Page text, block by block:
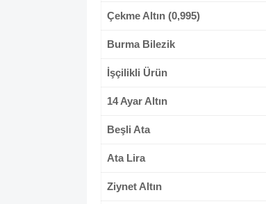
Çekme Altın (0,995)
Burma Bilezik
İşçilikli Ürün
14 Ayar Altın
Beşli Ata
Ata Lira
Ziynet Altın